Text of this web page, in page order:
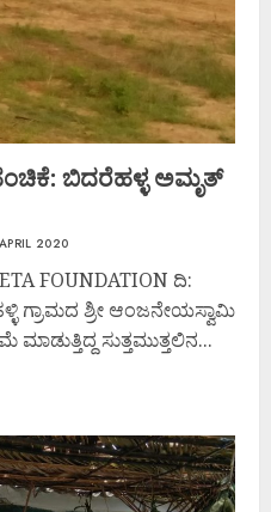
ಬಿದರೆಹಳ್ಳ ಅಮೃತ್
2020
FOUNDATION ದಿ:
ಗ್ರಾಮದ ಶ್ರೀ ಆಂಜನೇಯಸ್ವಾಮಿ
ಸುತ್ತಮುತ್ತಲಿನ...